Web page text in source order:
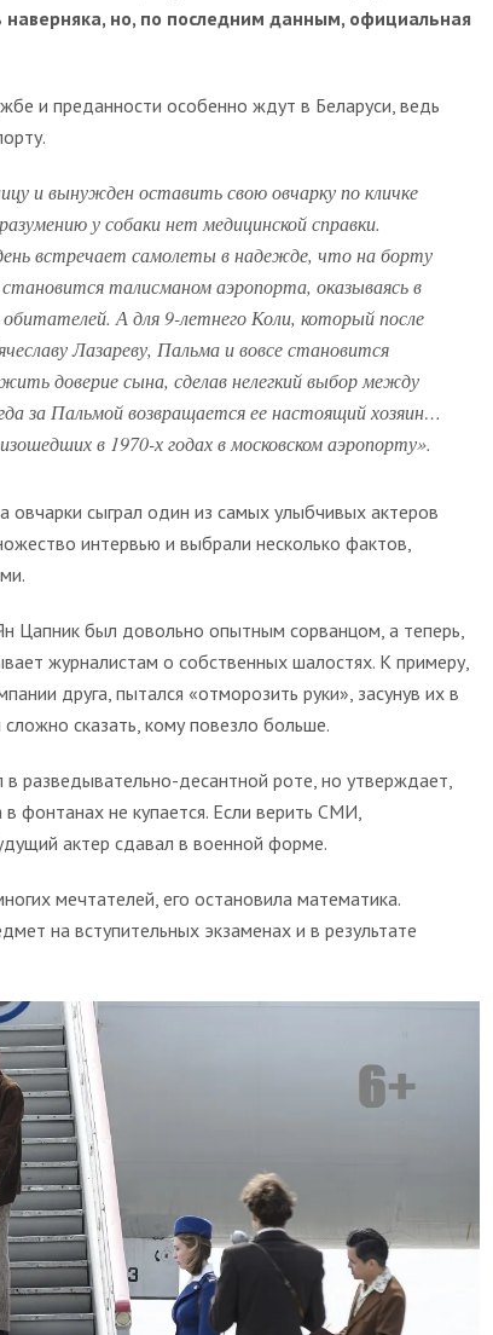
наверняка, но, по последним данным, официальная
и преданности особенно ждут в Беларуси, ведь
и вынужден оставить свою овчарку по кличке
у собаки нет медицинской справки.
встречает самолеты в надежде, что на борту
талисманом аэропорта, оказываясь в
А для 9-летнего Коли, который после
Лазареву, Пальма и вовсе становится
доверие сына, сделав нелегкий выбор между
за Пальмой возвращается ее настоящий хозяин…
в 1970-х годах в московском аэропорту».
овчарки сыграл один из самых улыбчивых актеров
интервью и выбрали несколько фактов,
Цапник был довольно опытным сорванцом, а теперь,
журналистам о собственных шалостях. К примеру,
друга, пытался «отморозить руки», засунув их в
сложно сказать, кому повезло больше.
разведывательно-десантной роте, но утверждает,
фонтанах не купается. Если верить СМИ,
актер сдавал в военной форме.
мечтателей, его остановила математика.
на вступительных экзаменах и в результате